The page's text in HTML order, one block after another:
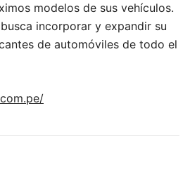
modelos de sus vehículos.
busca incorporar y expandir su
de automóviles de todo el